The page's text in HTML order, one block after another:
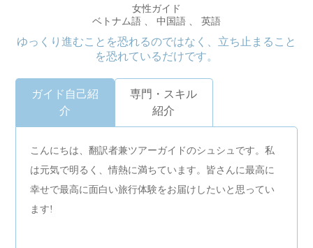
女性ガイド
ベトナム語 、 中国語 、 英語
ゆっくり進むことを恐れるのではなく、立ち止まること
を恐れているだけです。
ガイド自己紹
介
専門・スキル
紹介
こんにちは、翻訳者兼ツアーガイドのシュシュです。私
は元気で明るく、情熱に満ちています。皆さんに最高に
幸せで最高に面白い旅行体験をお届けしたいと思ってい
ます!